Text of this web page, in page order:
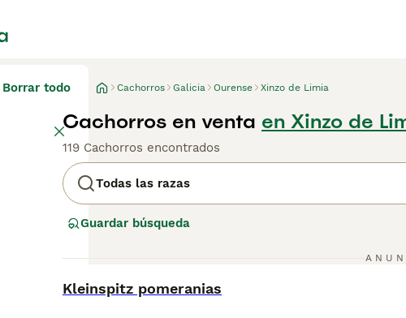
Borrar todo Cachorros Galicia Ourense Xinzo de Limia
Cachorros en venta en Xinzo de
119 Cachorros encontrados
Todas las razas
Guardar búsqueda
Kleinspitz pomeranias